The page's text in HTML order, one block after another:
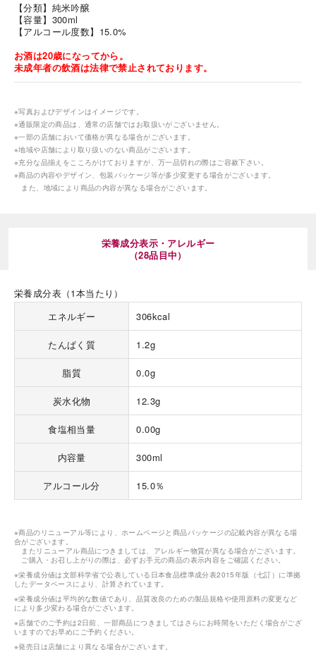
【分類】純米吟醸
【容量】300ml
【アルコール度数】15.0%
お酒は20歳になってから。
未成年者の飲酒は法律で禁止されております。
※写真およびデザインはイメージです。
※通販限定の商品は、通常の店舗ではお取扱いがございません。
※一部の店舗において価格が異なる場合がございます。
※地域や店舗により取り扱いのない商品がございます。
※充分な品揃えをこころがけておりますが、万一品切れの際はご容赦下さい。
※商品の内容やデザイン、包装パッケージ等が多少変更する場合がございます。
また、地域により商品の内容が異なる場合がございます。
栄養成分表示・アレルギー
（28品目中）
栄養成分表（1本当たり）
エネルギー
306kcal
たんぱく質 1.2g
脂質 0.0g
炭水化物 12.3g
食塩相当量 0.00g
内容量 300ml
アルコール分 15.0％
※商品のリニューアル等により、ホームページと商品パッケージの記載内容が異なる場
合がございます。
またリニューアル商品につきましては、アレルギー物質が異なる場合がございます。
ご購入・お召し上がりの際は、必ずお手元の商品の表示内容をご確認ください。
※栄養成分値は文部科学省で公表している日本食品標準成分表2015年版（七訂）に準拠
したデータベースにより、計算されています。
※栄養成分値は平均的な数値であり、品質改良のための製品規格や使用原料の変更など
により多少変わる場合がございます。
※店舗でのご予約は2日前、一部商品につきましてはさらにお時間をいただく場合がござ
いますのでお早めにご予約ください。
※発売日は店舗により異なる場合がございます。
岳や末広がりを意味す
やつ時」という意味を込
Indonesia
Malaysia
Hong Kong
Vietnam